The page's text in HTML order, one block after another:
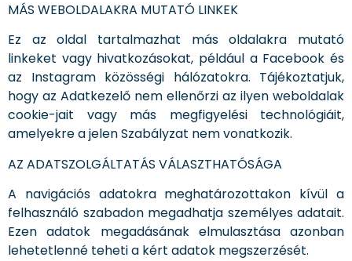
MÁS WEBOLDALAKRA MUTATÓ LINKEK
Ez az oldal tartalmazhat más oldalakra mutató
linkeket vagy hivatkozásokat, például a Facebook és
az Instagram közösségi hálózatokra. Tájékoztatjuk,
hogy az Adatkezelő nem ellenőrzi az ilyen weboldalak
cookie-jait vagy más megfigyelési technológiáit,
amelyekre a jelen Szabályzat nem vonatkozik.
AZ ADATSZOLGÁLTATÁS VÁLASZTHATÓSÁGA
A navigációs adatokra meghatározottakon kívül a
felhasználó szabadon megadhatja személyes adatait.
Ezen adatok megadásának elmulasztása azonban
lehetetlenné teheti a kért adatok megszerzését.